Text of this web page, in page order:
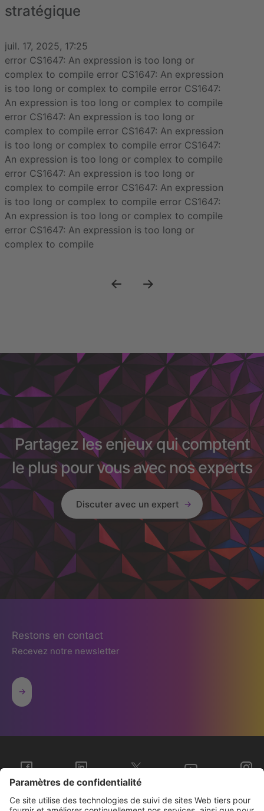
stratégique
juil. 17, 2025, 17:25
error CS1647: An expression is too long or
complex to compile error CS1647: An expression
is too long or complex to compile error CS1647:
An expression is too long or complex to compile
error CS1647: An expression is too long or
complex to compile error CS1647: An expression
is too long or complex to compile error CS1647:
An expression is too long or complex to compile
error CS1647: An expression is too long or
complex to compile error CS1647: An expression
is too long or complex to compile error CS1647:
An expression is too long or complex to compile
error CS1647: An expression is too long or
complex to compile
Partagez les enjeux qui comptent
le plus pour vous avec nos experts
Discuter avec un expert
Restons en contact
Recevez notre newsletter
Sopra Steria Groupe Nous connaître